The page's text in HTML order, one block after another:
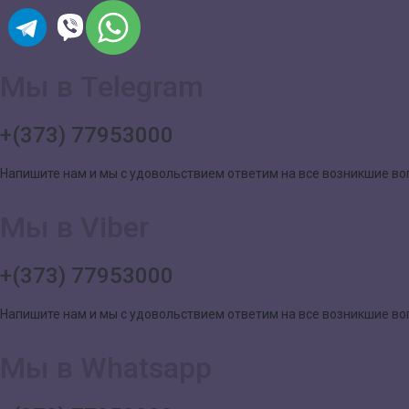
+(373) 77953000
Напишите нам и мы с удовольствием ответим на все возникшие
+(373) 77953000
Напишите нам и мы с удовольствием ответим на все возникшие